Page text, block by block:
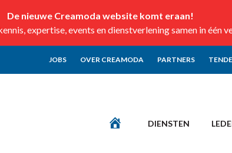
De nieuwe Creamoda website komt eraan!
expertise, events en dienstverlening samen in één
JOBS OVER CREAMODA PARTNERS
DIENSTEN